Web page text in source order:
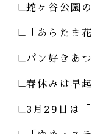
蛇ヶ谷公園
「あらたま
パン好きあ
春休みは早
3月29日は